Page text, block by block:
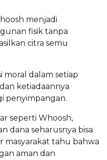
menjadi
fisik tanpa
citra semu
moral dalam setiap
ketiadaannya
penyimpangan.
seperti Whoosh,
dana seharusnya bisa
masyarakat tahu bahwa
aman dan